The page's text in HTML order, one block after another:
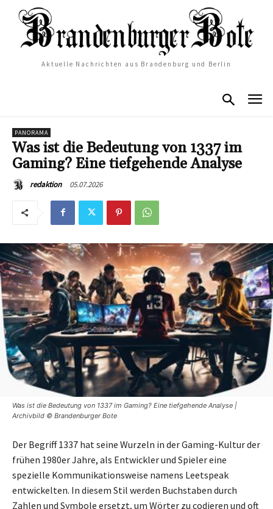
Aktuelle Nachrichten aus Brandenburg und Berlin
PANORAMA
Was ist die Bedeutung von 1337 im
Gaming? Eine tiefgehende Analyse
redaktion 05.07.2026
Was ist die Bedeutung von 1337 im Gaming? Eine tiefgehende Analyse |
Archivbild © Brandenburger Bote
Der Begriff 1337 hat seine Wurzeln in der Gaming-Kultur der
frühen 1980er Jahre, als Entwickler und Spieler eine
spezielle Kommunikationsweise namens Leetspeak
entwickelten. In diesem Stil werden Buchstaben durch
Zahlen und Symbole ersetzt, um Wörter zu codieren und oft